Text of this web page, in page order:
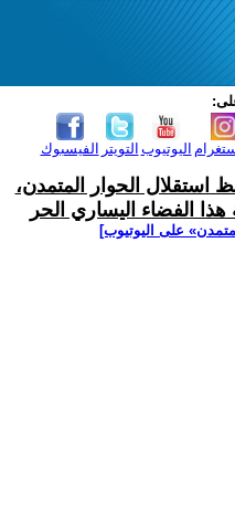
الفيسبوك التويتر اليوتيوب
استقلال الحوار المتمدن،
الفضاء اليساري الحر
على اليوتيوب]